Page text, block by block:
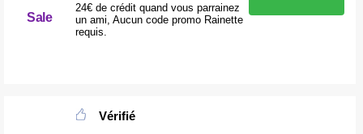
Sale
24€ de crédit quand vous parrainez
un ami, Aucun code promo Rainette
requis.
Vérifié